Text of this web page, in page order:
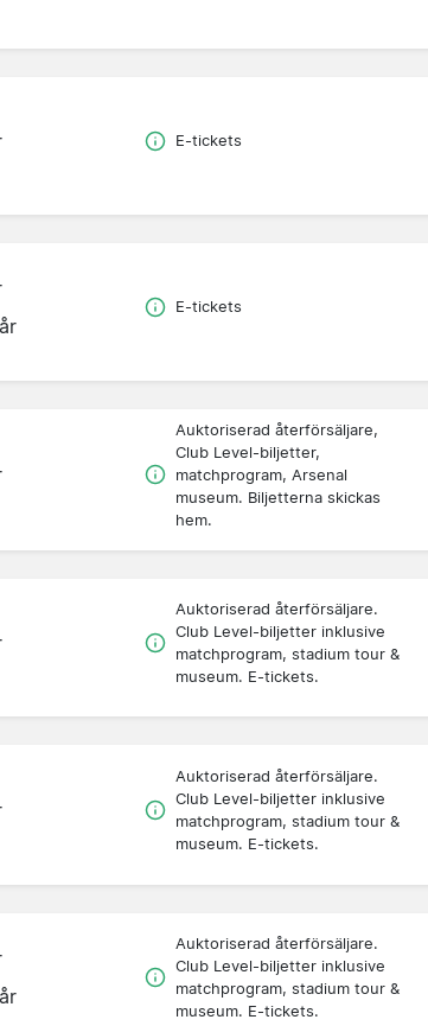
E-tickets
E-tickets
Auktoriserad återförsäljare,
Club Level-biljetter,
matchprogram, Arsenal
museum. Biljetterna skickas
hem.
Auktoriserad återförsäljare.
Club Level-biljetter inklusive
matchprogram, stadium tour &
museum. E-tickets.
Auktoriserad återförsäljare.
Club Level-biljetter inklusive
matchprogram, stadium tour &
museum. E-tickets.
Auktoriserad återförsäljare.
Club Level-biljetter inklusive
matchprogram, stadium tour &
museum. E-tickets.